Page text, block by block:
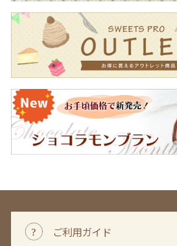
乳化剤、加工でん粉、糊料（増粘
剤、酸味料、ｐＨ調整剤、カイワ
液、環状オリゴ糖、香料、調味料
着色料（紅花黄、カロチン）、（
乳成分・ゼラチン・大豆を含む）
ご利用ガイド